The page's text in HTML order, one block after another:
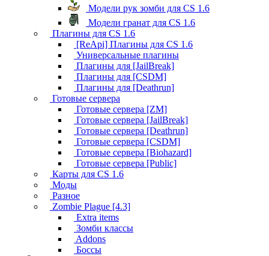
Модели рук зомби для CS 1.6
Модели гранат для CS 1.6
Плагины для CS 1.6
[ReApi] Плагины для CS 1.6
Универсальные плагины
Плагины для [JailBreak]
Плагины для [CSDM]
Плагины для [Deathrun]
Готовые сервера
Готовые сервера [ZM]
Готовые сервера [JailBreak]
Готовые сервера [Deathrun]
Готовые сервера [CSDM]
Готовые сервера [Biohazard]
Готовые сервера [Public]
Карты для CS 1.6
Моды
Разное
Zombie Plague [4.3]
Extra items
Зомби классы
Addons
Боссы